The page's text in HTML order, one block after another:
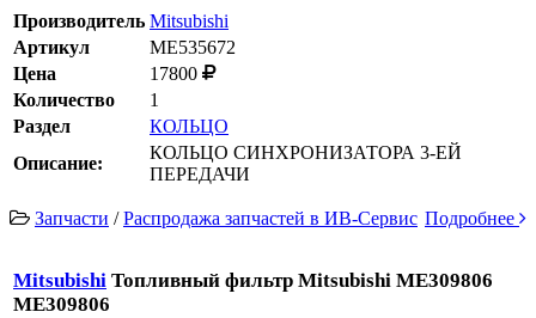
Производитель Mitsubishi
Артикул
ME535672
Цена
17800
Количество
1
Раздел
КОЛЬЦО
Описание:
КОЛЬЦО СИНХРОНИЗАТОРА 3-ЕЙ
ПЕРЕДАЧИ
Запчасти /Распродажа запчастей в ИВ-Сервис Подробнее
Mitsubishi Топливный фильтр Mitsubishi ME309806
ME309806